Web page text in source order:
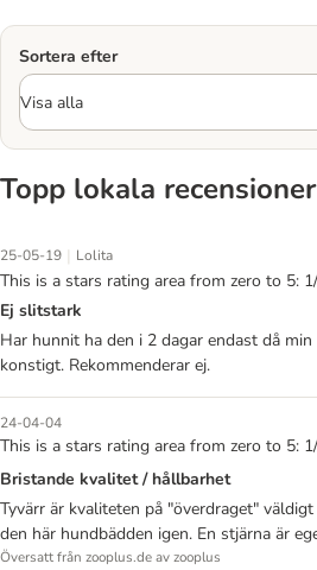
Sortera efter
Topp lokala recensioner
25-05-19 | Lolita
This is a stars rating area from zero to 5:
Ej slitstark
Har hunnit ha den i 2 dagar endast då
konstigt. Rekommenderar ej.
24-04-04
This is a stars rating area from zero to 5:
Bristande kvalitet / hållbarhet
Tyvärr är kvaliteten på "överdraget"
den här hundbädden igen. En stjärna är
Översatt från zooplus.de av zooplus